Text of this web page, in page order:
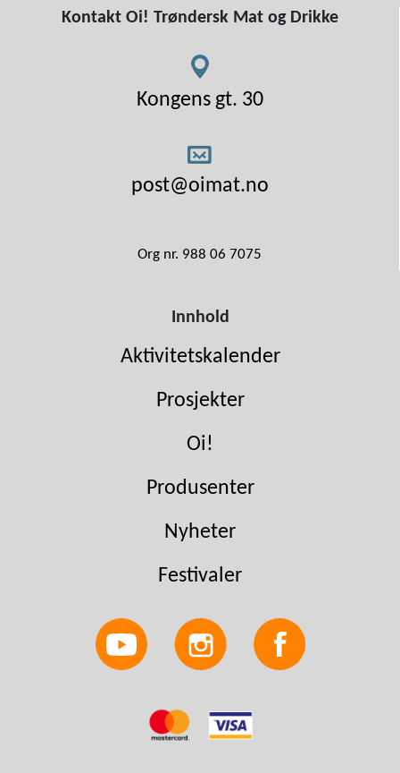
Kontakt Oi! Trøndersk Mat og Drikke
Kongens gt. 30
post@oimat.no
Org nr. 988 06 7075
Innhold
Aktivitetskalender
Prosjekter
Oi!
Produsenter
Nyheter
Festivaler